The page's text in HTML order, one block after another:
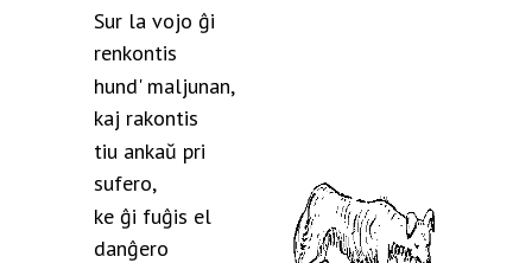
Sur la vojo ĝi
renkontis
hund' maljunan,
kaj rakontis
tiu ankaŭ pri
sufero,
ke ĝi fuĝis el
danĝero